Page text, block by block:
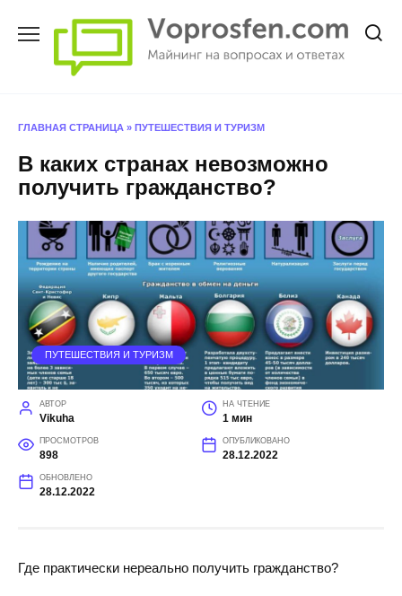
ГЛАВНАЯ СТРАНИЦА » ПУТЕШЕСТВИЯ И ТУРИЗМ
В каких странах невозможно
получить гражданство?
ПУТЕШЕСТВИЯ И ТУРИЗМ
АВТОР
Vikuha
НА ЧТЕНИЕ
1 мин
ПРОСМОТРОВ
898
ОПУБЛИКОВАНО
28.12.2022
ОБНОВЛЕНО
28.12.2022
Где практически нереально получить гражданство?